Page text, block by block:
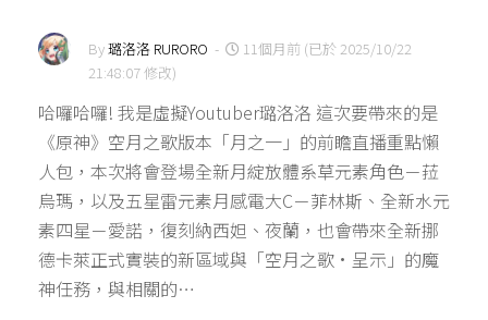
By璐洛洛 RURORO -
11個月前 (已於 2025/10/22
21:48:07 修改)
哈囉哈囉! 我是虛擬Youtuber璐洛洛 這次要帶來的是
《原神》空月之歌版本「月之一」的前瞻直播重點懶
人包，本次將會登場全新月綻放體系草元素角色－菈
烏瑪，以及五星雷元素月感電大C－菲林斯、全新水元
素四星－愛諾，復刻納西妲、夜蘭，也會帶來全新挪
德卡萊正式實裝的新區域與「空月之歌·呈示」的魔
神任務，與相關的…